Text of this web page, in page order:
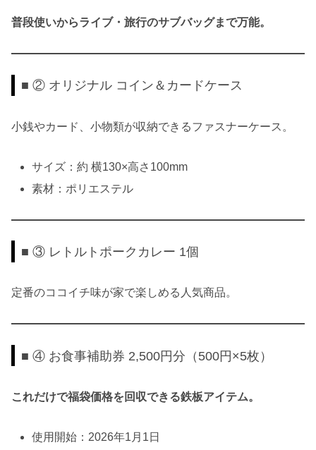
普段使いからライブ・旅行のサブバッグまで万能。
■ ② オリジナル コイン＆カードケース
小銭やカード、小物類が収納できるファスナーケース。
サイズ：約 横130×高さ100mm
素材：ポリエステル
■ ③ レトルトポークカレー 1個
定番のココイチ味が家で楽しめる人気商品。
■ ④ お食事補助券 2,500円分（500円×5枚）
これだけで福袋価格を回収できる鉄板アイテム。
使用開始：2026年1月1日